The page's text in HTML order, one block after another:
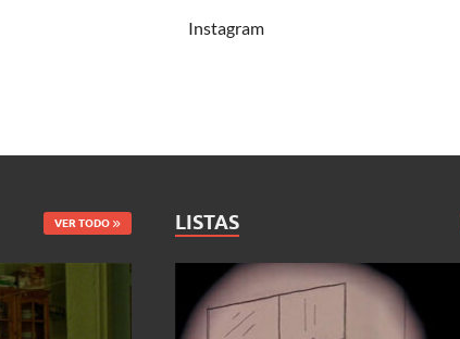
Instagram
VER TODO LISTAS